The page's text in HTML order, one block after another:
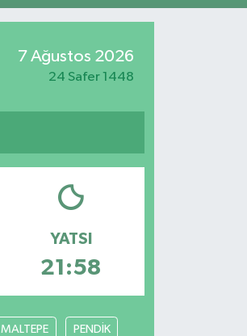
7 Ağustos 2026
24 Safer 1448
YATSI
21:58
MALTEPE PENDİK